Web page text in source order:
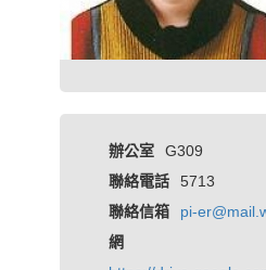
辦公室
G309
聯絡電話
5713
聯絡信箱
pi-
網